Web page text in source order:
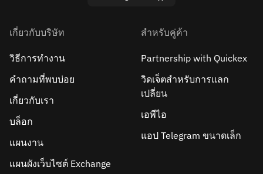
เกี่ยวกับบริษัท
วิธีการทำงาน
คำถามที่พบบ่อย
เกี่ยวกับเรา
บล็อก
แผนงาน
แผนผังเว็บไซต์ Exchange
สำหรับคู่ค้า
Partnership with Quickex
วิดเจ็ตสำหรับการแลก
เปลี่ยน
เอพีไอ
แอป Telegram ขนาดเล็ก